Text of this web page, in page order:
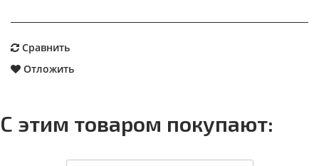
Сравнить
Отложить
С этим товаром покупают: